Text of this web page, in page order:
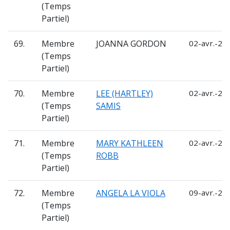
(Temps
Partiel)
69.
Membre
(Temps
Partiel)
JOANNA GORDON 02-avr.-
70.
Membre
(Temps
Partiel)
LEE (HARTLEY)
SAMIS
02-avr.-
71.
Membre
(Temps
Partiel)
MARY KATHLEEN
ROBB
02-avr.-
72.
Membre
(Temps
Partiel)
ANGELA LA VIOLA 09-avr.-